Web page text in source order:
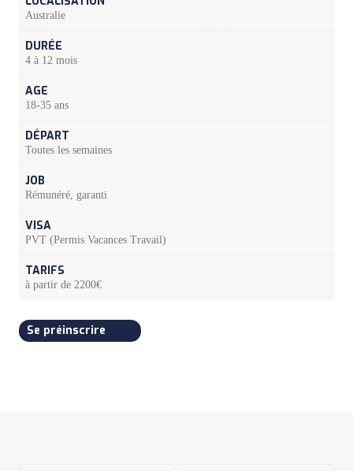
Australie
DURÉE
4 à 12 mois
AGE
18-35 ans
DÉPART
Toutes les semaines
JOB
Rémunéré, garanti
VISA
PVT (Permis Vacances Travail)
TARIFS
à partir de 2200€
Se préinscrire